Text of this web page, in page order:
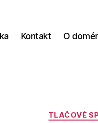
Kontakt O
TLAČOVÉ